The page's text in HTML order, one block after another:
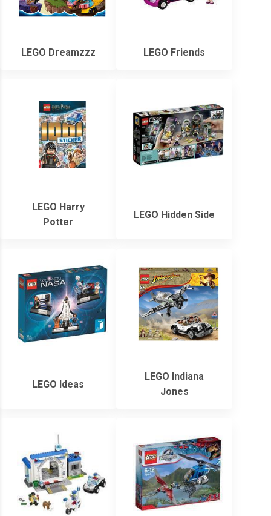
LEGO Dreamzzz LEGO Friends
LEGO Harry
Potter
LEGO Hidden Side
LEGO Ideas
LEGO Indiana
Jones